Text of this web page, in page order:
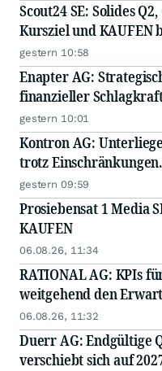
Scout24 SE: Solides
Kursziel und KAUFEN
gestern 10:58
Enapter AG:
finanzieller
gestern 10:01
Kontron AG:
trotz
gestern 09:59
Prosiebensat 1 Media
KAUFEN
06.08.26, 11:34
RATIONAL AG: KPIs für das Q2 entsprechen
weitgehend den
06.08.26, 11:32
Duerr AG: Endgültige
verschiebt sich auf